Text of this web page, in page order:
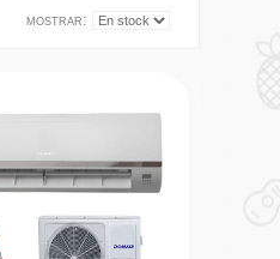
mostrar: